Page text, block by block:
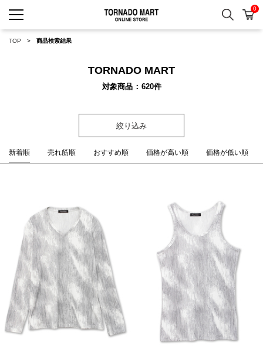
検索 カ
0
TOP 商品検索結果
TORNADO MART
対象商品 620件
絞り込み
新着順 売れ筋順 おすすめ順 価格が高い順 価格が低い順